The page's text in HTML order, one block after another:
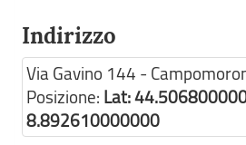
Indirizzo
Via Gavino 144 -
Posizione: Lat:
8.892610000000